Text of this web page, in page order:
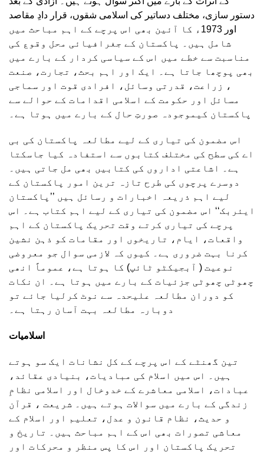
دستور سازی، مختلف دساتیر کی اسلامی شقوں، قرار دادِ مقاصد
اور 1973ء کا آئین بھی اس پرچے کے اہم مباحث میں
شامل ہیں۔ پاکستان کے جغرافیائی محل وقوع کی
مناسبت سے خطے میں اس کے سیاسی کردار کے بارے میں
بھی پوچھا جاتا ہے۔ ایک اور اہم بحث، تجارت، صنعت
، زراعت، قدرتی وسائل، افرادی قوت اور سماجی
مسائل اور حکومت کے اسلامی اقدامات کے حوالے سے
پاکستان کیموجودہ صورتِ حال کے بارے میں ہوتا ہے۔
اس مضمون کی تیاری کے لیے مطالعہ پاکستان کی بی
اے کی سطح کی مختلف کتابوں سے استفادہ کیا جاسکتا
ہے۔ اشاعتی اداروں کی کتابیں بھی مل جاتی ہیں۔
دوسرے پرچوں کی طرح تازہ ترین امور پاکستان کے
لیے اہم ذریعہ اخبارات و رسائل ہیں ’’پاکستان
ایئربک‘‘ اس مضمون کی تیاری کے لیے اہم کتاب ہے۔ اس
پرچے کی تیاری کرتے وقت تحریک پاکستان کے اہم
واقعات، ایام، تاریخوں اور مقامات کو ذہن نشین
کرنا بہت ضروری ہے۔ کیوں کہ لازمی سوال جو معروضی
نوعیت ( آبجیکٹو ٹائپ) کا ہوتا ہے، عموماً انھی
چھوٹی چھوٹی جزئیات کے بارے میں ہوتا ہے۔ ان نکات
کو دوران مطالعہ علیحدہ سے نوٹ کرلیا جائے تو
دوبارہ مطالعہ بہت آسان رہتا ہے۔
اسلامیات
تین گھنٹے کے اس پرچے کے کل نشانات ایک سو ہوتے
ہیں۔ اس میں اسلام کی مبادیات، بنیادی عقائد،
عبادات، اسلامی معاشرے کے خدوخال اور اسلامی نظامِ
زندگی کے بارے میں سوالات ہوتے ہیں۔ شریعت ، قرآن
و حدیث، نظام قانون و عدل، تعلیم اور اسلام کے
معاشی تصورات بھی اس کے اہم مباحث ہیں۔ تاریخ و
تحریک پاکستان اور اس کا پس منظر و محرکات اور